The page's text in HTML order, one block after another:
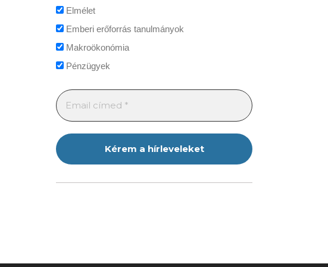
Elmélet
Emberi erőforrás tanulmányok
Makroökonómia
Pénzügyek